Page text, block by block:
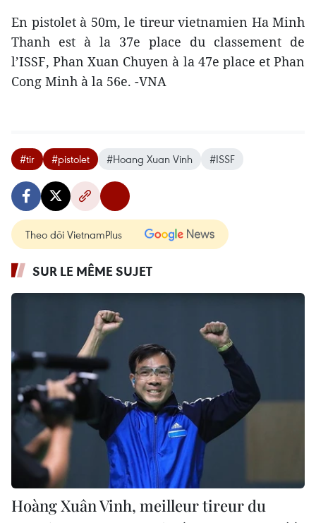
En pistolet à 50m, le tireur vietnamien Ha Minh
Thanh est à la 37e place du classement de
l’ISSF, Phan Xuan Chuyen à la 47e place et Phan
Cong Minh à la 56e. -VNA
#tir #pistolet #Hoang Xuan Vinh #ISSF
Theo dõi VietnamPlus
SUR LE MÊME SUJET
Hoàng Xuân Vinh, meilleur tireur du